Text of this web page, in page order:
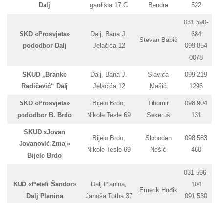
Dalj
gardista 17 C
Bendra
522
SKD «Prosvjeta»
pododbor Dalj
Dalj, Bana J.
Jelačića 12
Stevan Babić
031 590-
684
099 854
0078
SKUD „Branko
Radičević“ Dalj
Dalj, Bana J.
Jelačića 12
Slavica
Mašić
099 219
1296
SKD «Prosvjeta»
pododbor B. Brdo
Bijelo Brdo,
Nikole Tesle 69
Tihomir
Sekeruš
098 904
131
SKUD «Jovan
Jovanović Zmaj»
Bijelo Brdo
Bijelo Brdo,
Nikole Tesle 69
Slobodan
Nešić
098 583
460
KUD «Petefi Šandor»
Dalj Planina
Dalj Planina,
Janoša Totha 37
Emerik Huđik
031 596-
104
091 530